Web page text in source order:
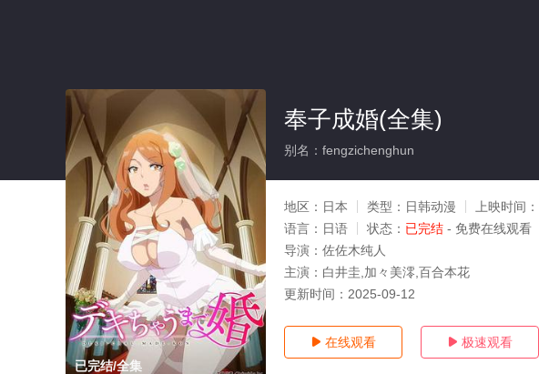
已完结/全集
奉子成婚(全集)
别名：fengzichenghun
地区： 日本 类型： 日韩动漫 上映时间：
语言： 日语 状态： 已完结 - 免费在线观看
导演： 佐佐木纯人
主演： 白井圭,加々美澪,百合本花
更新时间： 2025-09-12
 在线观看  极速观看